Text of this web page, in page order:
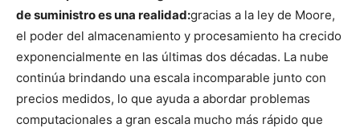
de suministro es una realidad:gracias a la ley de Moore,
el poder del almacenamiento y procesamiento ha crecido
exponencialmente en las últimas dos décadas. La nube
continúa brindando una escala incomparable junto con
precios medidos, lo que ayuda a abordar problemas
computacionales a gran escala mucho más rápido que